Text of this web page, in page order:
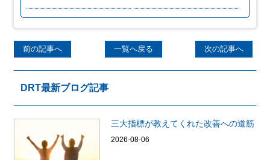
前の記事へ 一覧へ戻る 次の記事へ
DRT最新ブログ記事
三大指標が教えてくれた改善への道筋
2026-08-06